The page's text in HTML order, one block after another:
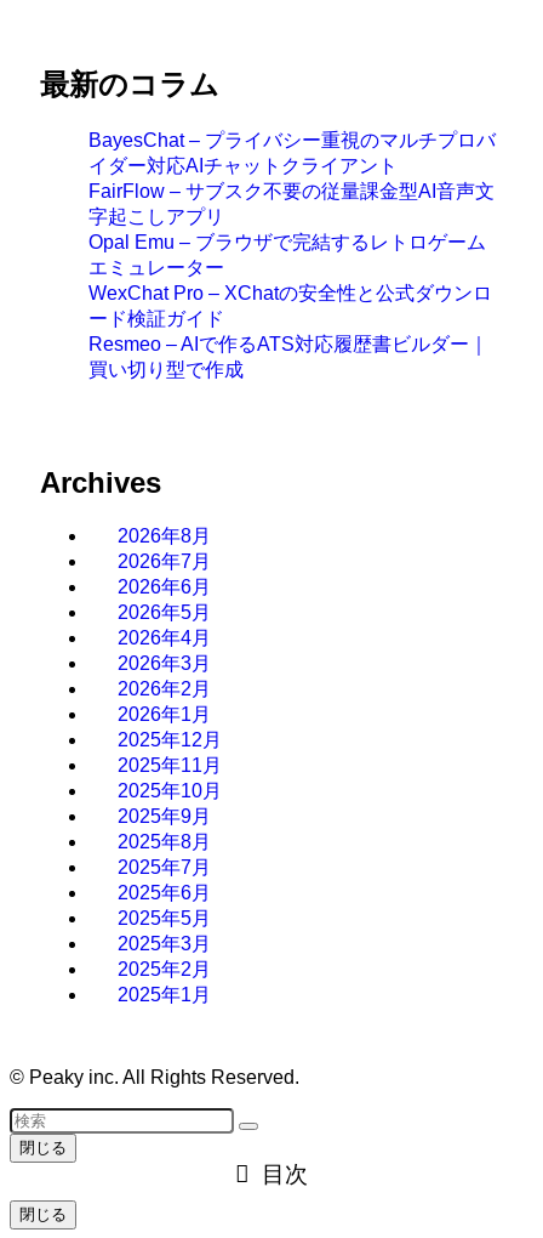
最新のコラム
BayesChat – プライバシー重視のマルチプロバ
イダー対応AIチャットクライアント
FairFlow – サブスク不要の従量課金型AI音声文
字起こしアプリ
Opal Emu – ブラウザで完結するレトロゲーム
エミュレーター
WexChat Pro – XChatの安全性と公式ダウンロ
ード検証ガイド
Resmeo – AIで作るATS対応履歴書ビルダー｜
買い切り型で作成
Archives
2026年8月
2026年7月
2026年6月
2026年5月
2026年4月
2026年3月
2026年2月
2026年1月
2025年12月
2025年11月
2025年10月
2025年9月
2025年8月
2025年7月
2025年6月
2025年5月
2025年3月
2025年2月
2025年1月
© Peaky inc. All Rights Reserved.
閉じる
目次
閉じる